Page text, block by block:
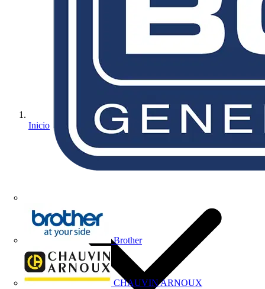
Brother
CHAUVIN ARNOUX
Inicio